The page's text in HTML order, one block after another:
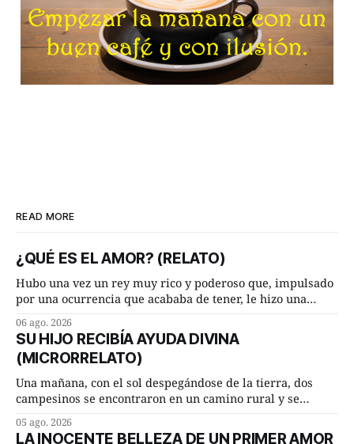
READ MORE
¿QUÉ ES EL AMOR? (RELATO)
Hubo una vez un rey muy rico y poderoso que, impulsado
por una ocurrencia que acababa de tener, le hizo una
Dime, hombre sabio, ¿qué es el amor según tú? Su
consejero, que era muy prudente y astuto le respondió de
inmediato:
06 ago. 2026
SU HIJO RECIBÍA AYUDA DIVINA
(MICRORRELATO)
Una mañana, con el sol despegándose de la tierra, dos
campesinos se encontraron en un camino rural y se
remolachas, Manuel? —quiso saber uno. —Eso acabo de
05 ago. 2026
LA INOCENTE BELLEZA DE UN PRIMER AMOR